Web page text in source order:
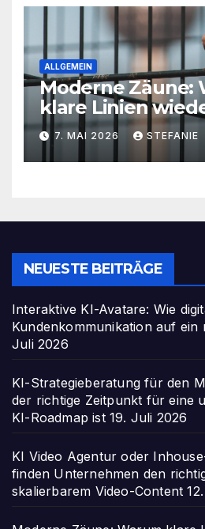
ALLGEMEIN
Moderne Zäune:
klare Linien
sind
7. MAI 2026 STEFANIE
NEUESTE BEITRÄGE
Interaktive KI-Avatare: Wie
Kundenkommunikation auf ein
Juli 2026
KI-Strategieberatung für den
der richtige Zeitpunkt für eine
KI-Roadmap ist 19. Juli 2026
KI Video Agentur oder
finden Unternehmen den
skalierbarem Video-Content